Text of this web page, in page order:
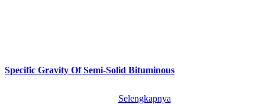
Specific Gravity Of Semi-Solid Bituminous
Selengkapnya